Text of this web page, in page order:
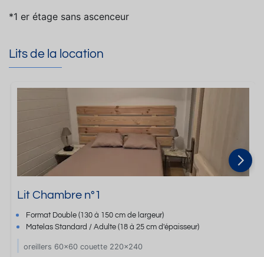
*1 er étage sans ascenceur
Lits de la location
Lit Chambre n°1
Format Double (130 à 150 cm de largeur)
Matelas Standard / Adulte(18 à 25 cm d'épaisseur)
oreillers 60x60 couette 220x240